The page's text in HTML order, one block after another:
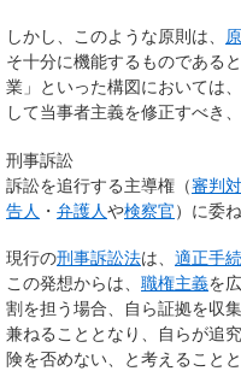
しかし、このような原則は、
そ十分に機能するものである
業」といった構図においては
して当事者主義を修正すべき
刑事訴訟
訴訟を追行する主導権（審判
告人 ・ 弁護人や検察官）に委
現行の刑事訴訟法は、 適正手続
この発想からは、 職権主義を
割を担う場合、自ら証拠を収
兼ねることとなり、自らが追
険を否めない、と考えること